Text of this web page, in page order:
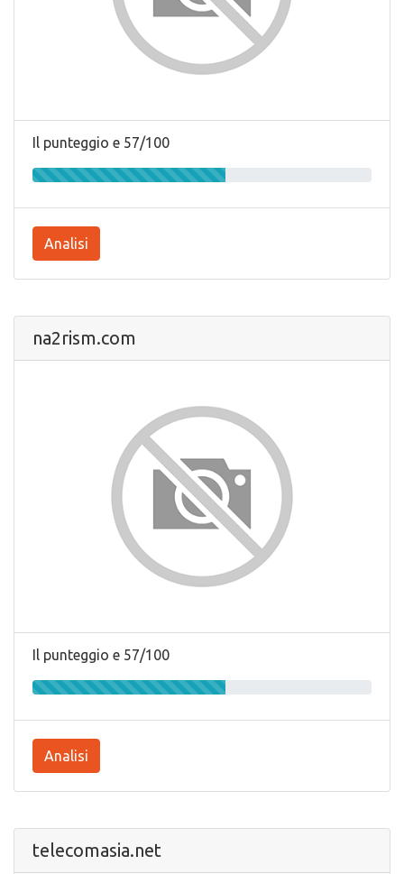
Il punteggio e 57/100
Analisi
na2rism.com
Il punteggio e 57/100
Analisi
telecomasia.net